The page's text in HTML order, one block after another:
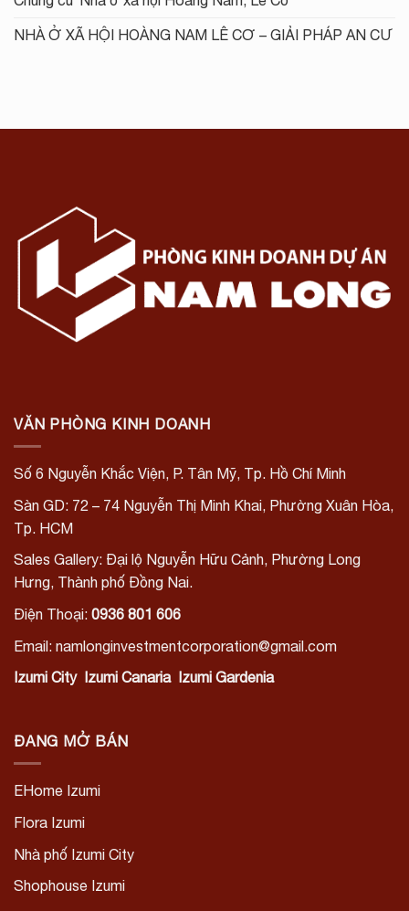
NHÀ Ở XÃ HỘI HOÀNG NAM LÊ CƠ – GIẢI PHÁP AN CƯ
VĂN PHÒNG KINH DOANH
Số 6 Nguyễn Khắc Viện, P. Tân Mỹ, Tp. Hồ Chí Minh
Sàn GD: 72 – 74 Nguyễn Thị Minh Khai, Phường Xuân Hòa,
Tp. HCM
Sales Gallery: Đại lộ Nguyễn Hữu Cảnh, Phường Long
Hưng, Thành phố Đồng Nai.
Điện Thoại: 0936 801 606
Email: namlonginvestmentcorporation@gmail.com
Izumi City Izumi Canaria Izumi Gardenia
ĐANG MỞ BÁN
EHome Izumi
Flora Izumi
Nhà phố Izumi City
Shophouse Izumi